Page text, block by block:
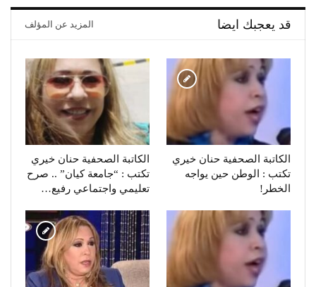
قد يعجبك ايضا المزيد عن المؤلف
الكاتبة الصحفية حنان خيري
تكتب : الوطن حين يواجه
الخطر!
الكاتبة الصحفية حنان خيري
تكتب : “جامعة كيان” .. صرح
تعليمي واجتماعي رفيع…